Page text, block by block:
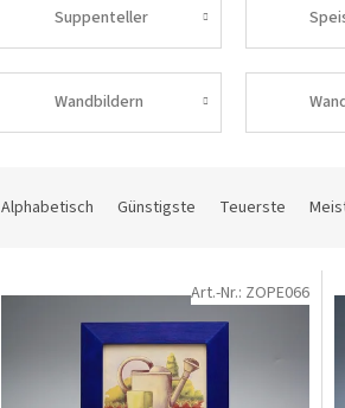
Suppenteller
Wandbildern
Alphabetisch Günstigste Teuerste
Art.-Nr.: ZOPE066